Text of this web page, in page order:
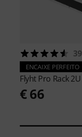
39
ENCAIXE PERFEITO
Flyht Pro Rack
€ 66